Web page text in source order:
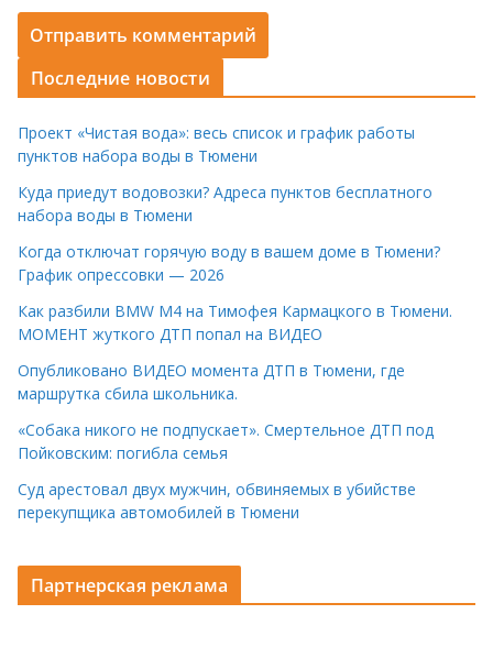
Последние новости
Проект «Чистая вода»: весь список и график работы
пунктов набора воды в Тюмени
Куда приедут водовозки? Адреса пунктов бесплатного
набора воды в Тюмени
Когда отключат горячую воду в вашем доме в Тюмени?
График опрессовки — 2026
Как разбили BMW M4 на Тимофея Кармацкого в Тюмени.
МОМЕНТ жуткого ДТП попал на ВИДЕО
Опубликовано ВИДЕО момента ДТП в Тюмени, где
маршрутка сбила школьника.
«Собака никого не подпускает». Смертельное ДТП под
Пойковским: погибла семья
Суд арестовал двух мужчин, обвиняемых в убийстве
перекупщика автомобилей в Тюмени
Партнерская реклама